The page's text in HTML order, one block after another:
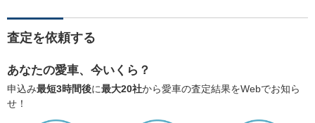
査定を依頼する
あなたの愛車、今いくら？
申込み最短3時間後に最大20社から愛車の査定結果をWebでお知ら
せ！